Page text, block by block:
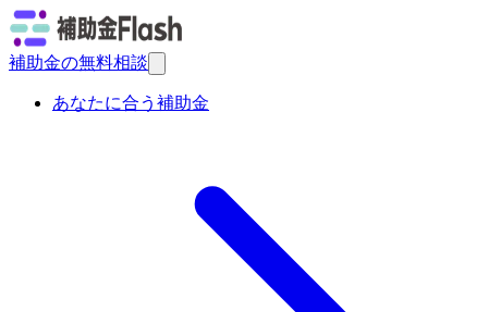
補助金の無料相談
あなたに合う補助金